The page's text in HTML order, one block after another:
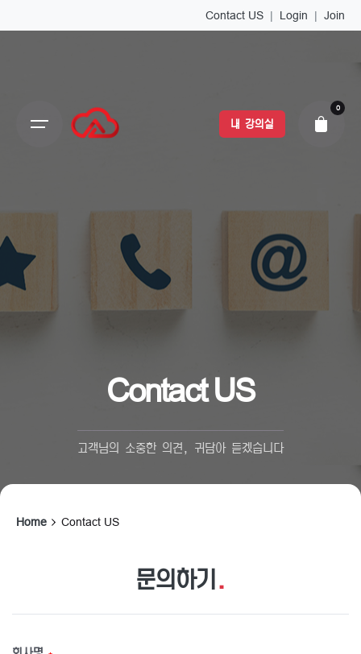
Join
|
Login
|
Contact US
내 강의실
0
Contact US
고객님의 소중한 의견, 귀담아 듣겠습니다
Home Contact US
문의하기 .